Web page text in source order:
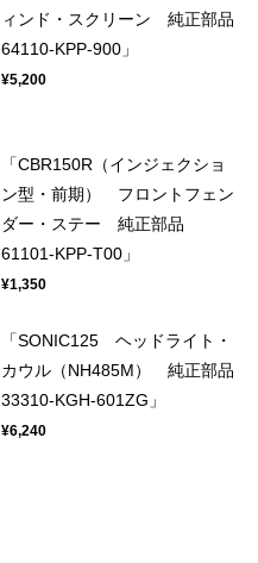
ィンド・スクリーン 純正部品
64110-KPP-900」
¥5,200
「CBR150R（インジェクショ
ン型・前期） フロントフェン
ダー・ステー 純正部品
61101-KPP-T00」
¥1,350
「SONIC125 ヘッドライト・
カウル（NH485M） 純正部品
33310-KGH-601ZG」
¥6,240